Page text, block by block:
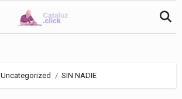
Uncategorized SIN NADIE